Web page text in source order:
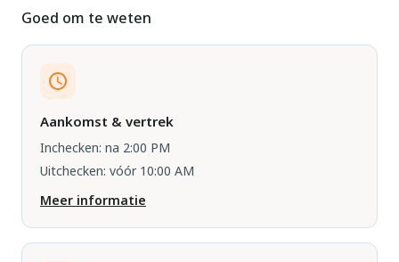
Goed om te weten
Aankomst & vertrek
Inchecken: na 2:00 PM
Uitchecken: vóór 10:00 AM
Meer informatie